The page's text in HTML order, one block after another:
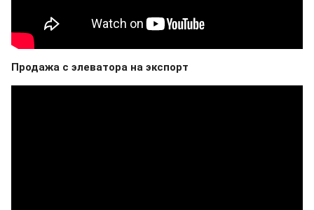
Продажа с элеватора на экспорт